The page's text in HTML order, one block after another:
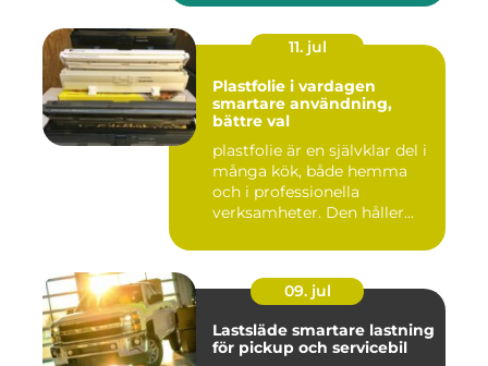
11. jul
Plastfolie i vardagen
smartare användning,
bättre val
plastfolie är en självklar del i
många kök, både hemma
och i professionella
verksamheter. Den håller...
09. jul
Lastsläde smartare lastning
för pickup och servicebil